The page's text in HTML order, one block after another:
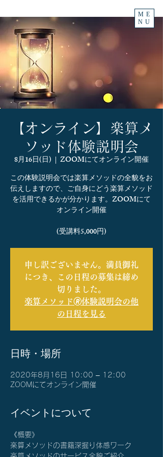
ME
NU
【オンライン】楽算メ
ソッド体験説明会
8月16日(日)
  |
ZOOMにてオンライン開催
この体験説明会では楽算メソッドの全貌をお
伝えしますので、ご自身にどう楽算メソッド
を活用できるかが分かります。ZOOMにて
オンライン開催
(受講料5,000円)
申し訳ございません。満員御礼
につき、この日程の募集は締め
切りました。
楽算メソッド🄬体験説明会の他
の日程を見る
日時・場所
2020年8月16日 10:00 – 12:00
ZOOMにてオンライン開催
イベントについて
《概要》
楽算メソッドの書籍深掘り体感ワーク